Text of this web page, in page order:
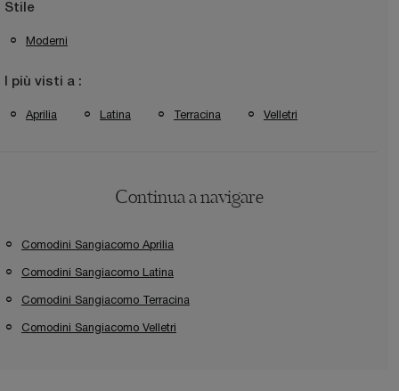
Stile
Moderni
I più visti a :
Aprilia Latina Terracina Velletri
Continua a navigare
Comodini Sangiacomo Aprilia
Comodini Sangiacomo Latina
Comodini Sangiacomo Terracina
Comodini Sangiacomo Velletri